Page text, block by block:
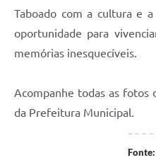
Taboado com a cultura e
oportunidade para
memórias inesquecíveis.
Acompanhe todas as fotos
da Prefeitura Municipal.
Fonte: